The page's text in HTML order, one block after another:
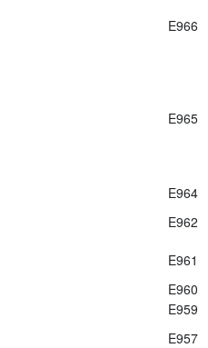
E966
E965
E964
E962
E961
E960
E959
E957